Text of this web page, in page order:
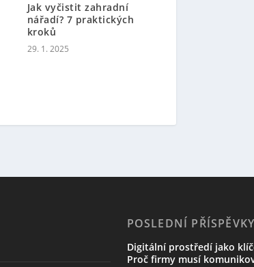
Jak vyčistit zahradní
nářadí? 7 praktických
kroků
29. 1. 2025
POSLEDNÍ PŘÍSPĚVKY
Digitální prostředí jako
Proč firmy musí